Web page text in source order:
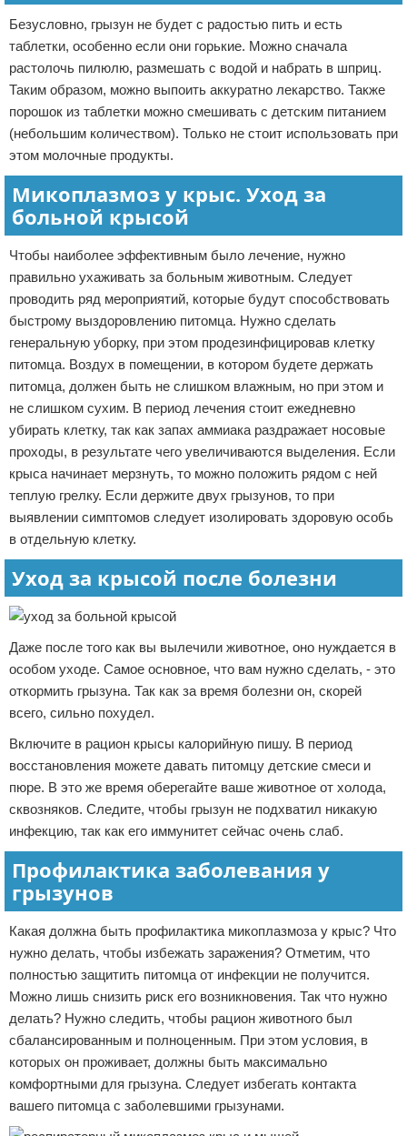
Безусловно, грызун не будет с радостью пить и есть
таблетки, особенно если они горькие. Можно сначала
растолочь пилюлю, размешать с водой и набрать в шприц.
Таким образом, можно выпоить аккуратно лекарство. Также
порошок из таблетки можно смешивать с детским питанием
(небольшим количеством). Только не стоит использовать при
этом молочные продукты.
Микоплазмоз у крыс. Уход за
больной крысой
Чтобы наиболее эффективным было лечение, нужно
правильно ухаживать за больным животным. Следует
проводить ряд мероприятий, которые будут способствовать
быстрому выздоровлению питомца. Нужно сделать
генеральную уборку, при этом продезинфицировав клетку
питомца. Воздух в помещении, в котором будете держать
питомца, должен быть не слишком влажным, но при этом и
не слишком сухим. В период лечения стоит ежедневно
убирать клетку, так как запах аммиака раздражает носовые
проходы, в результате чего увеличиваются выделения. Если
крыса начинает мерзнуть, то можно положить рядом с ней
теплую грелку. Если держите двух грызунов, то при
выявлении симптомов следует изолировать здоровую особь
в отдельную клетку.
Уход за крысой после болезни
Даже после того как вы вылечили животное, оно нуждается в
особом уходе. Самое основное, что вам нужно сделать, - это
откормить грызуна. Так как за время болезни он, скорей
всего, сильно похудел.
Включите в рацион крысы калорийную пишу. В период
восстановления можете давать питомцу детские смеси и
пюре. В это же время оберегайте ваше животное от холода,
сквозняков. Следите, чтобы грызун не подхватил никакую
инфекцию, так как его иммунитет сейчас очень слаб.
Профилактика заболевания у
грызунов
Какая должна быть профилактика микоплазмоза у крыс? Что
нужно делать, чтобы избежать заражения? Отметим, что
полностью защитить питомца от инфекции не получится.
Можно лишь снизить риск его возникновения. Так что нужно
делать? Нужно следить, чтобы рацион животного был
сбалансированным и полноценным. При этом условия, в
которых он проживает, должны быть максимально
комфортными для грызуна. Следует избегать контакта
вашего питомца с заболевшими грызунами.